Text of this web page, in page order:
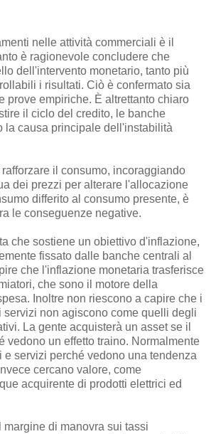
nelle attività commerciali è il
è ragionevole concludere che
dell'intervento monetario, tanto più
i risultati. Ciò è confermato sia
prove empiriche. È altrettanto chiaro
il ciclo del credito, le banche
la causa principale dell'instabilità
rafforzare il consumo, incoraggiando
dei prezzi per alterare l'allocazione
differito al consumo presente, è
le conseguenze negative.
che sostiene un obiettivo d'inflazione,
fissato dalle banche centrali al
che l'inflazione monetaria trasferisce
che sono il motore della
Inoltre non riescono a capire che i
servizi non agiscono come quelli degli
La gente acquisterà un asset se il
vedono un effetto traino. Normalmente
e servizi perché vedono una tendenza
cercano valore, come
acquirente di prodotti elettrici ed
di manovra sui tassi